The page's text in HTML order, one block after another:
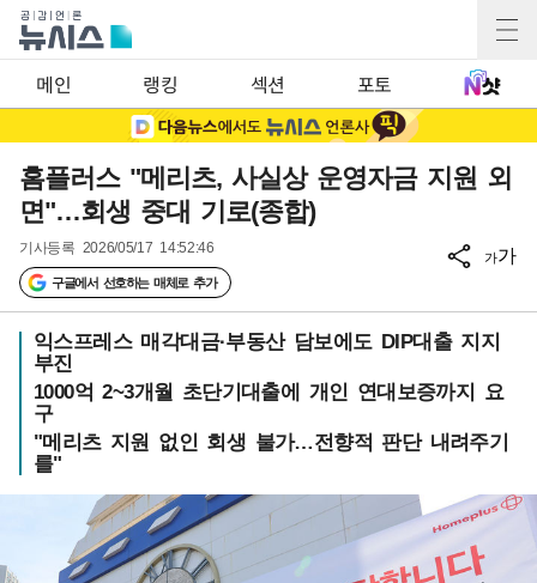
메인 랭킹 섹션 포토
홈플러스 "메리츠, 사실상 운영자금 지원 외
면"…회생 중대 기로(종합)
기사등록 2026/05/17 14:52:46
구글에서 선호하는 매체로 추가
가가
익스프레스 매각대금·부동산 담보에도 DIP대출 지지
부진
1000억 2~3개월 초단기대출에 개인 연대보증까지 요
구
"메리츠 지원 없인 회생 불가…전향적 판단 내려주기
를"